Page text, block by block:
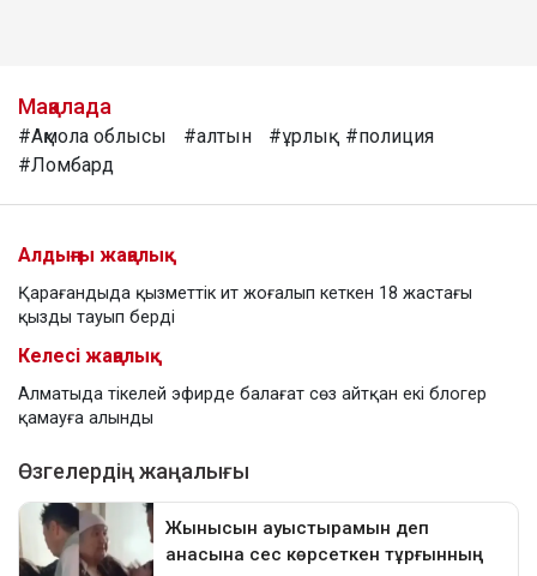
Мақалада
#Ақмола облысы #алтын #ұрлық
#полиция
#Ломбард
Алдыңғы жаңалық
Қарағандыда қызметтік ит жоғалып кеткен 18 жастағы
қызды тауып берді
Келесі жаңалық
Алматыда тікелей эфирде балағат сөз айтқан екі блогер
қамауға алынды